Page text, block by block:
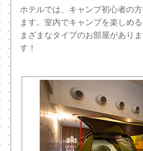
ホテルでは、キャンプ初心者の
ます。室内でキャンプを楽しめ
まざまなタイプのお部屋があり
す！